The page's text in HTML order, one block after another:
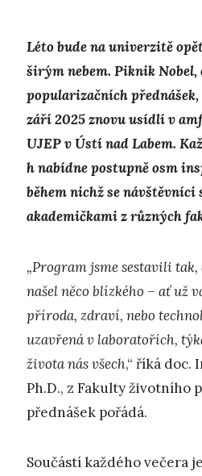
Léto bude na univerzitě
širým nebem. Piknik
popularizačních přednášek,
září 2025 znovu usídlí v
UJEP v Ústí nad Labem.
h nabídne postupně osm
během nichž se
akademičkami z různých
„Program jsme sestavili tak,
našel něco blízkého – ať už
příroda, zdraví, nebo
uzavřená v laboratořích,
života nás všech,“ říká doc.
Ph.D., z Fakulty životního
přednášek pořádá.
Součástí každého večera